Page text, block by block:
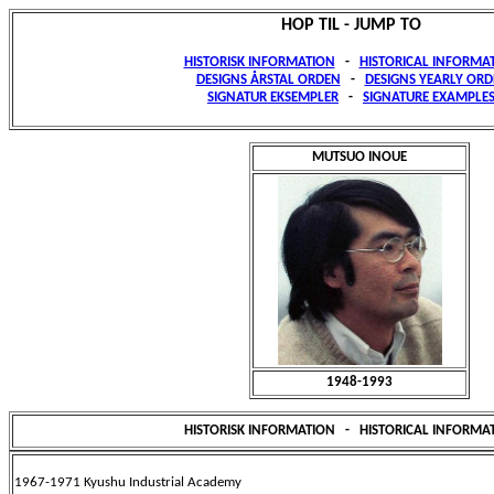
HOP TIL - JUMP TO
HISTORISK INFORMATION -
HISTORICAL
DESIGNS ÅRSTAL ORDEN
-
DESIGNS YEARLY
SIGNATUR EKSEMPLER - SIGNATURE EXAMPLES
MUTSUO INOUE
1948-1993
HISTORISK INFORMATION - HISTORICAL
1967-1971 Kyushu Industrial Academy